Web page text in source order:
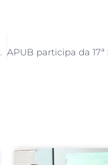
na carreira docente